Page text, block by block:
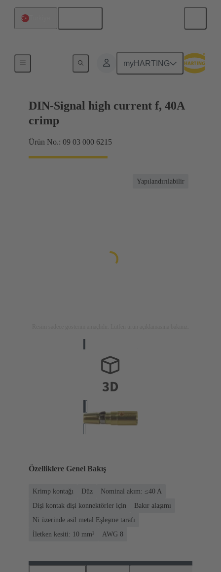
myHARTING
DIN-Signal high current f, 40A
crimp
Ürün No.: 09 03 000 6215
Yapılandırılabilir
Özelliklere Genel Bakış
Krimp kontağı Düz
Nominal akım: ≤40 A
Dişi kontak dişi konnektörler için
Bakır alaşımı
Ni üzerinde asil metal Eşleşme tarafı
İletken kesiti: 10 mm²
AWG 8